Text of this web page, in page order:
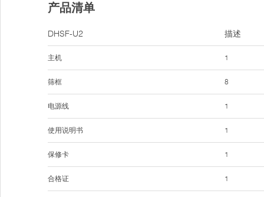
产品清单
DHSF-U2
主机
筛框
电源线
使用说明书
保修卡
合格证
描述
1
8
1
1
1
1